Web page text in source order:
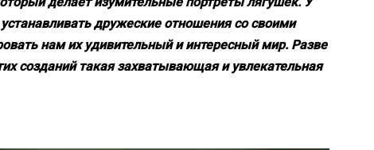
дружеские отношения со своими
нам их удивительный и интересный мир. Разве
созданий такая захватывающая и увлекательная